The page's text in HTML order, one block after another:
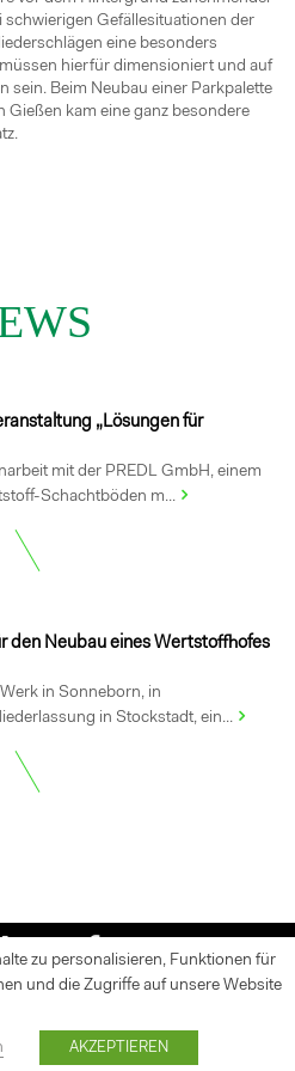
schwierigen Gefällesituationen der
eine besonders
hierfür dimensioniert und auf
sein. Beim Neubau einer Parkpalette
kam eine ganz besondere
„Lösungen für
mit der PREDL GmbH, einem
Schachtböden m...
den Neubau eines Wertstoffhofes
in Sonneborn, in
in Stockstadt, ein...
Newsletter
Datenschutz
Beton
zu personalisieren, Funktionen für
und die Zugriffe auf unsere Website
AKZEPTIEREN